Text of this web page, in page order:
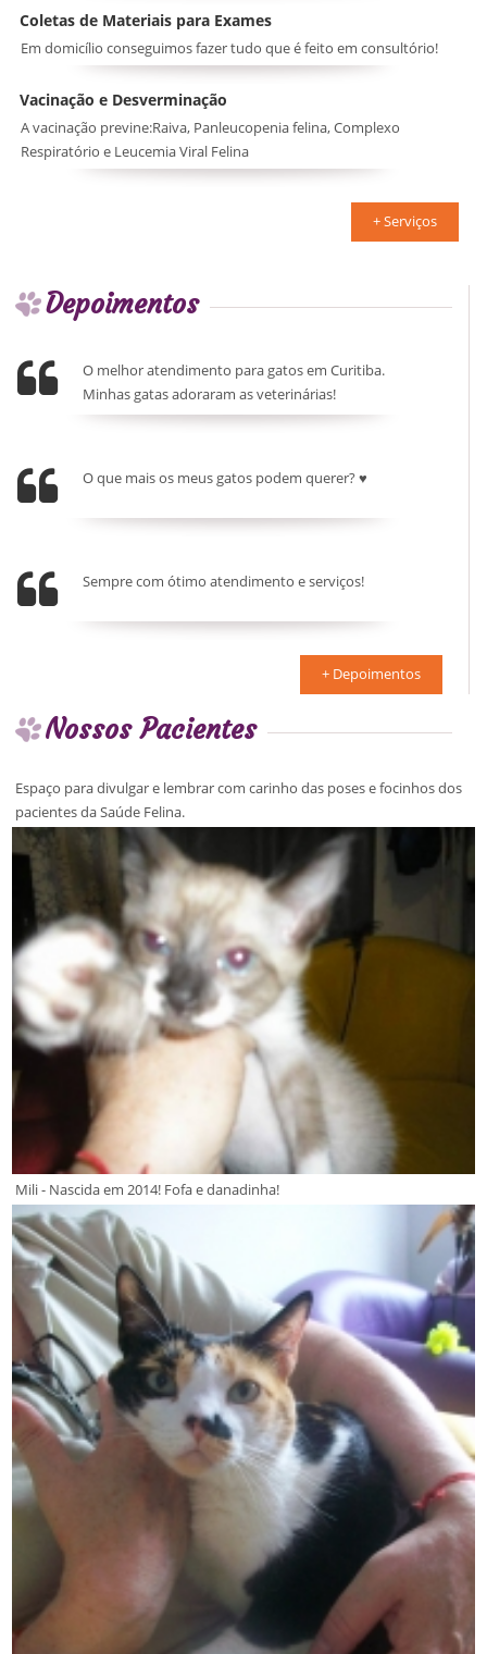
Coletas de Materiais para Exames
Em domicílio conseguimos fazer tudo que é feito em consultório!
Vacinação e Desverminação
A vacinação previne:Raiva, Panleucopenia felina, Complexo
Respiratório e Leucemia Viral Felina
+ Serviços
Depoimentos
O melhor atendimento para gatos em Curitiba.
Minhas gatas adoraram as veterinárias!
O que mais os meus gatos podem querer? ♥
Sempre com ótimo atendimento e serviços!
+ Depoimentos
Nossos Pacientes
Espaço para divulgar e lembrar com carinho das poses e focinhos dos
pacientes da Saúde Felina.
Mili - Nascida em 2014! Fofa e danadinha!